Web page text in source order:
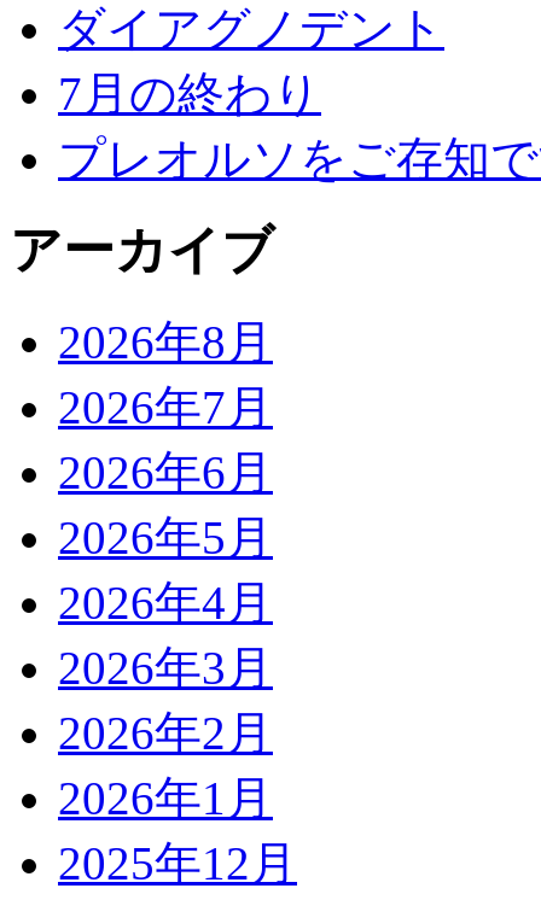
ダイアグノデント
7月の終わり
プレオルソをご存知
アーカイブ
2026年8月
2026年7月
2026年6月
2026年5月
2026年4月
2026年3月
2026年2月
2026年1月
2025年12月